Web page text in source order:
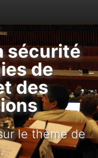
sécurité
de
des
le thème de